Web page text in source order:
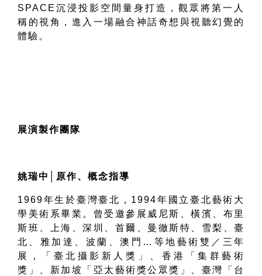
SPACE 沉浸投影空間量身打造，觀眾將第一人
稱的視角，進入一場融合神話奇想與視聽幻覺的
體驗。
展演製作團隊
姚瑞中 原作、概念指導
1969年生於臺灣臺北， 1994年國立臺北藝術大
學美術系畢業。曾受邀參展威尼斯、橫濱、布里
斯班、上海、深圳、首爾、曼徹斯特、雪梨、臺
北、雅加達、波蘭、澳門 … 等地藝術雙／三年
展，「臺北攝影新人獎」、香港「集群藝術
獎」、新加坡「亞太藝術獎公眾獎」、臺灣「台